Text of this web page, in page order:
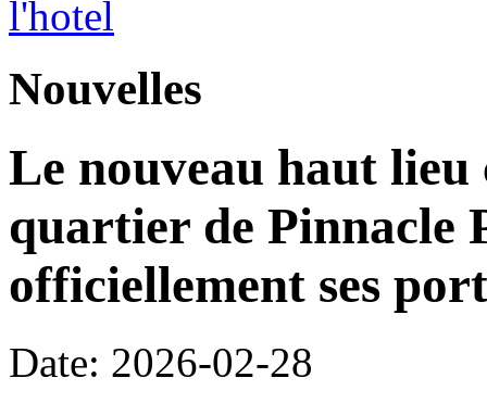
Nouvelles
Le nouveau haut
quartier de Pinnacle
officiellement ses
Date: 2026-02-28